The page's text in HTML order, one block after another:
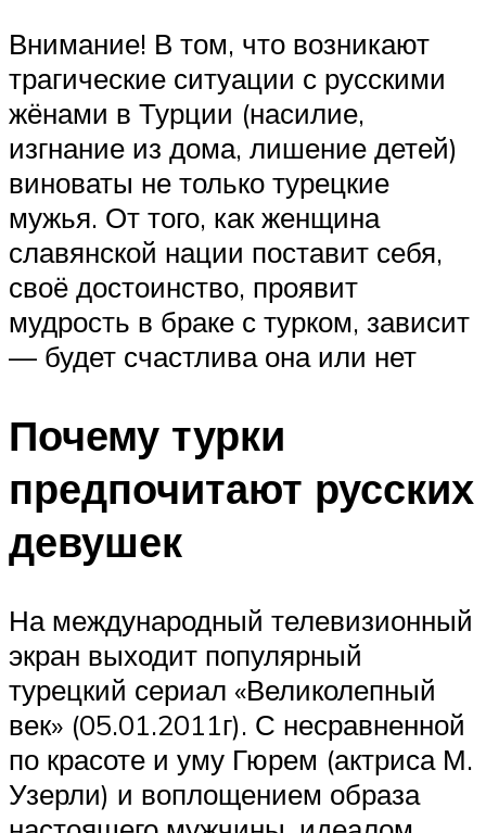
Внимание! В том, что возникают
трагические ситуации с русскими
жёнами в Турции (насилие,
изгнание из дома, лишение детей)
виноваты не только турецкие
мужья. От того, как женщина
славянской нации поставит себя,
своё достоинство, проявит
мудрость в браке с турком, зависит
— будет счастлива она или нет
Почему турки
предпочитают русских
девушек
На международный телевизионный
экран выходит популярный
турецкий сериал «Великолепный
век» (05.01.2011г). С несравненной
по красоте и уму Гюрем (актриса М.
Узерли) и воплощением образа